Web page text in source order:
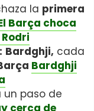
la primera
Barça choca
Bardghji, cada
Bardghji
un paso de
cerca de